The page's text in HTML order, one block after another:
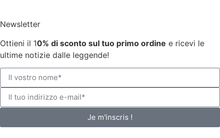
Newsletter
Ottieni il 10% di sconto sul tuo primo ordine e ricevi le
ultime notizie dalle leggende!
Je m'inscris !